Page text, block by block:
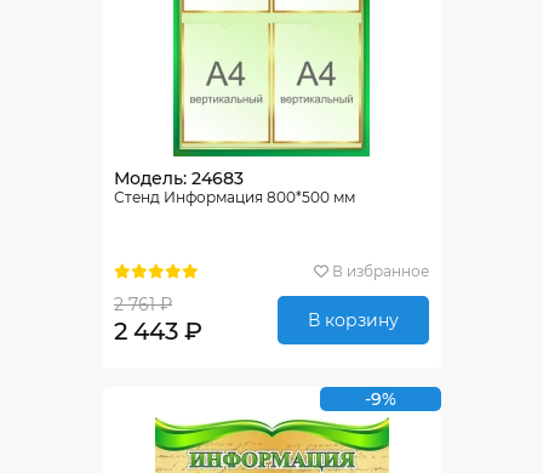
Модель: 24683
Стенд Информация 800*500 мм
В избранное
2 761 ₽
2 443 ₽ В корзину
-9%